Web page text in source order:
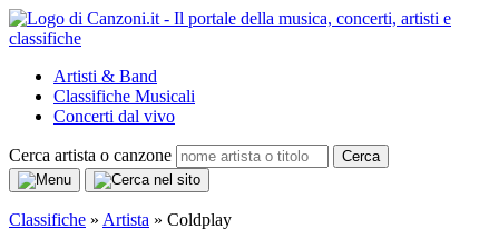
Artisti & Band
Classifiche Musicali
Concerti dal vivo
Cerca artista o canzone Cerca
Classifiche » Artista » Coldplay